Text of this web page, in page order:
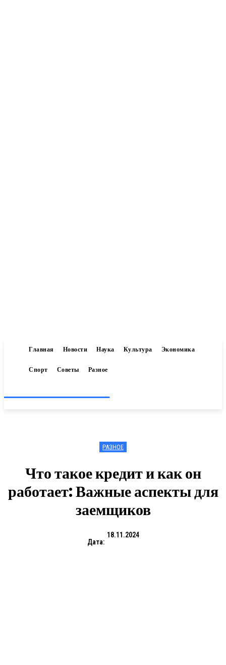
Главная Новости Наука Культура Экономика
Спорт Советы Разное
РАЗНОЕ
Что такое кредит и как он
работает: Важные аспекты для
заемщиков
Дата:
18.11.2024